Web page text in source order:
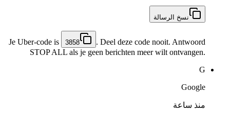
نسخ الرسالة
Je Uber-code is 3858
. Deel deze code nooit. Antwoord
STOP ALL als je geen berichten meer wilt ontvangen.
G
Google
منذ ساعة